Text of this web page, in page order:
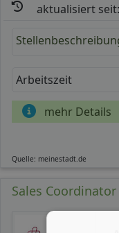
aktualisiert
Arbeitszeit
mehr Details
Quelle: meinestadt.de
Sales